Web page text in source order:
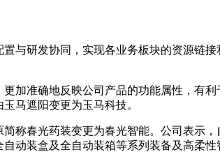
与研发协同，实现各业务板块的资源链
加准确地反映公司产品的功能属性，有利
马遮阳变更为玉马科技。
称春光药装变更为春光智能。公司表示
动装盒及全自动装箱等系列装备及高柔